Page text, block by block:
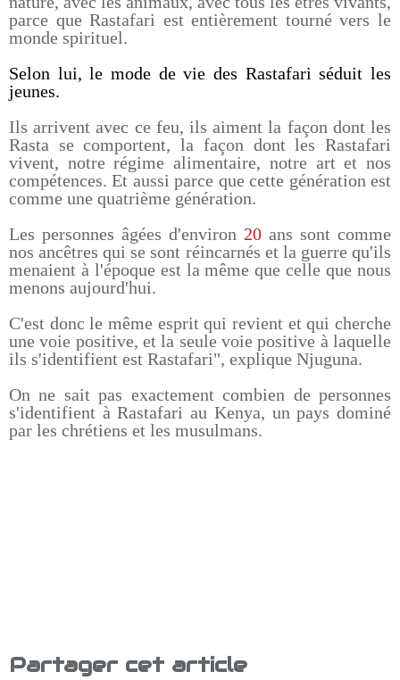
parce que Rastafari est entièrement tourné vers le
monde spirituel.
Selon lui, le mode de vie des Rastafari séduit les
jeunes.
Ils arrivent avec ce feu, ils aiment la façon dont les
Rasta se comportent, la façon dont les Rastafari
vivent, notre régime alimentaire, notre art et nos
compétences. Et aussi parce que cette génération est
comme une quatrième génération.
Les personnes âgées d'environ 20 ans sont comme
nos ancêtres qui se sont réincarnés et la guerre qu'ils
menaient à l'époque est la même que celle que nous
menons aujourd'hui.
C'est donc le même esprit qui revient et qui cherche
une voie positive, et la seule voie positive à laquelle
ils s'identifient est Rastafari", explique Njuguna.
On ne sait pas exactement combien de personnes
s'identifient à Rastafari au Kenya, un pays dominé
par les chrétiens et les musulmans.
Partager cet article